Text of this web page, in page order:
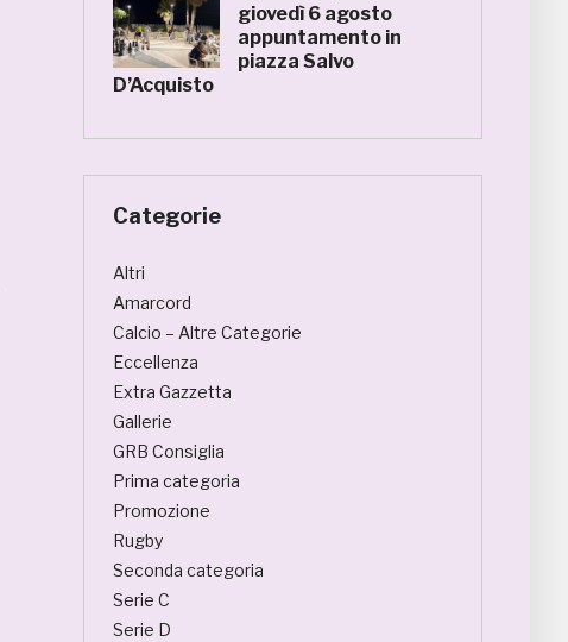
giovedì 6 agosto
appuntamento in
piazza Salvo
D’Acquisto
Categorie
Altri
Amarcord
Calcio – Altre Categorie
Eccellenza
Extra Gazzetta
Gallerie
GRB Consiglia
Prima categoria
Promozione
Rugby
Seconda categoria
Serie C
Serie D